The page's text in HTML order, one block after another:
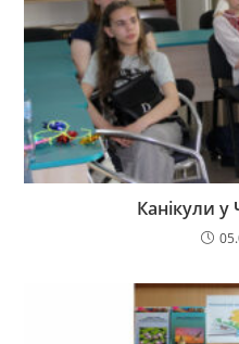
Канікули